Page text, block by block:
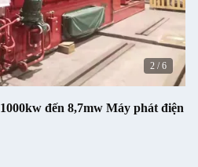
2 /6
đến 8,7mw Máy phát điện